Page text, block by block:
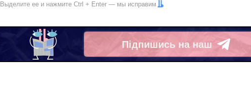
ее и нажмите Ctrl + Enter — мы исправим
Підпишись на наш
Telegram